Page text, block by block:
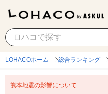
ゲームボーイ用周辺機器
LOHACOホーム 総合ランキング
熊本地震の影響について